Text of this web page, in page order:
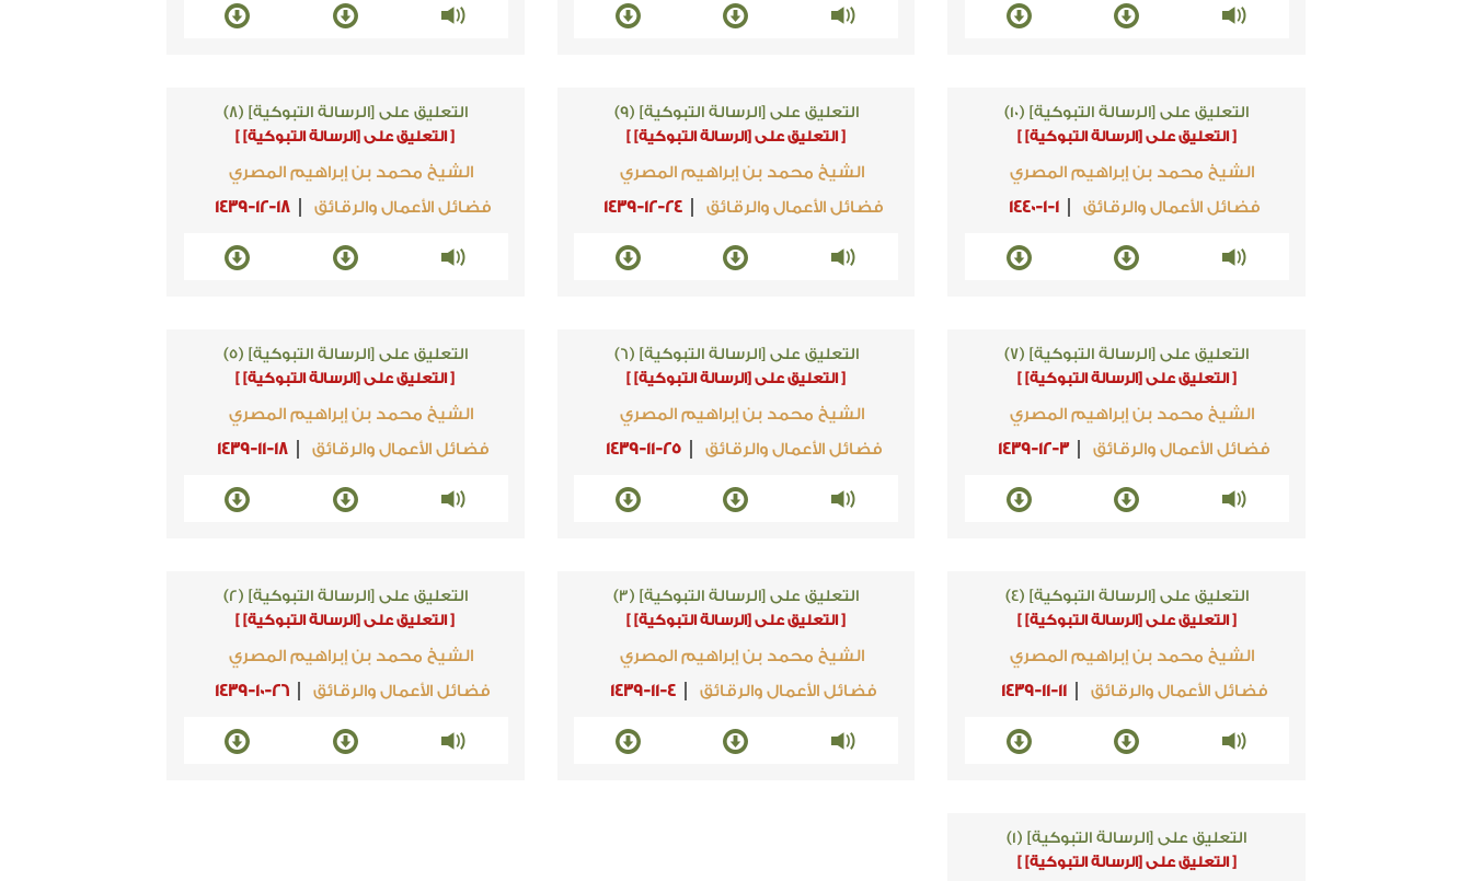
التعليق على [الرسالة التبوكية] (10)
[ التعليق على [الرسالة التبوكية] ]
الشيخ محمد بن إبراهيم المصري
فضائل الأعمال والرقائق
1440-1-1
التعليق على [الرسالة التبوكية] (9)
[ التعليق على [الرسالة التبوكية] ]
الشيخ محمد بن إبراهيم المصري
فضائل الأعمال والرقائق
1439-12-24
التعليق على [الرسالة التبوكية] (8)
[ التعليق على [الرسالة التبوكية] ]
الشيخ محمد بن إبراهيم المصري
فضائل الأعمال والرقائق
1439-12-18
التعليق على [الرسالة التبوكية] (7)
[ التعليق على [الرسالة التبوكية] ]
الشيخ محمد بن إبراهيم المصري
فضائل الأعمال والرقائق
1439-12-3
التعليق على [الرسالة التبوكية] (6)
[ التعليق على [الرسالة التبوكية] ]
الشيخ محمد بن إبراهيم المصري
فضائل الأعمال والرقائق
1439-11-25
التعليق على [الرسالة التبوكية] (5)
[ التعليق على [الرسالة التبوكية] ]
الشيخ محمد بن إبراهيم المصري
فضائل الأعمال والرقائق
1439-11-18
التعليق على [الرسالة التبوكية] (4)
[ التعليق على [الرسالة التبوكية] ]
الشيخ محمد بن إبراهيم المصري
فضائل الأعمال والرقائق
1439-11-11
التعليق على [الرسالة التبوكية] (3)
[ التعليق على [الرسالة التبوكية] ]
الشيخ محمد بن إبراهيم المصري
فضائل الأعمال والرقائق
1439-11-4
التعليق على [الرسالة التبوكية] (2)
[ التعليق على [الرسالة التبوكية] ]
الشيخ محمد بن إبراهيم المصري
فضائل الأعمال والرقائق
1439-10-26
التعليق على [الرسالة التبوكية] (1)
[ التعليق على [الرسالة التبوكية] ]